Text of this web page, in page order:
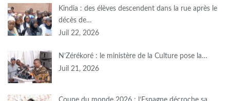
Kindia : des élèves descendent dans la rue après le
décès de…
Juil 22, 2026
N’Zérékoré : le ministère de la Culture pose la…
Juil 21, 2026